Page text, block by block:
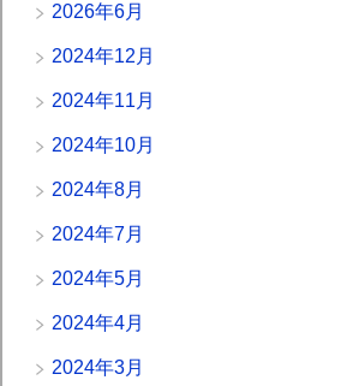
2026年6月
2024年12月
2024年11月
2024年10月
2024年8月
2024年7月
2024年5月
2024年4月
2024年3月